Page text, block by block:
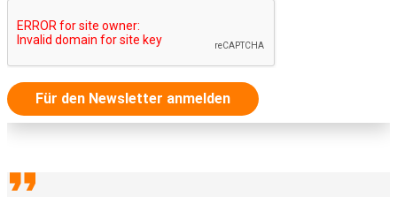
Für den Newsletter anmelden